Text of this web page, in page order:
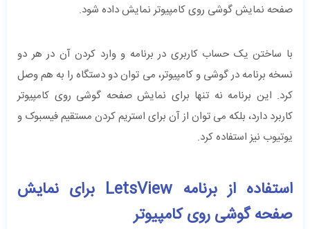
صفحه نمایش گوشی روی کامپیوتر نمایش داده شود.
با ساختن یک حساب کاربری در برنامه و وارد کردن آن در هر دو
نسخه برنامه در گوشی و کامپیوتر، می توان دو دستگاه را به هم وصل
کرد. این برنامه نه تنها برای نمایش صفحه گوشی روی کامپیوتر
کاربرد دارد، بلکه می توان از آن برای استریم کردن مستقیم فیسبوک و
یوتیوب نیز استفاده کرد.
استفاده از برنامه LetsView برای نمایش
صفحه گوشی روی کامپیوتر